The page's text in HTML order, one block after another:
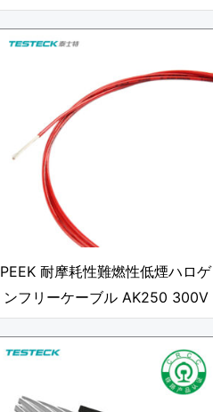
PEEK 耐摩耗性難燃性低煙ハロゲ
ンフリーケーブル AK250 300V